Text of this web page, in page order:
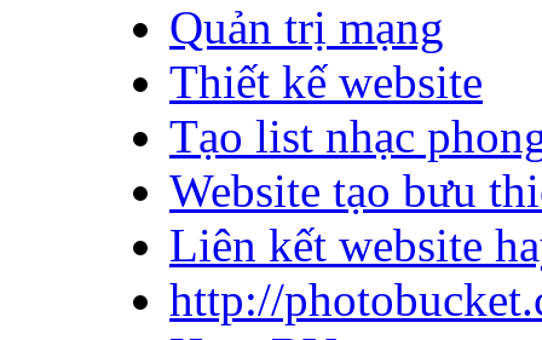
Quản trị mạng
Thiết kế website
Tạo list nhạc
Website tạo bưu
Liên kết website
http://